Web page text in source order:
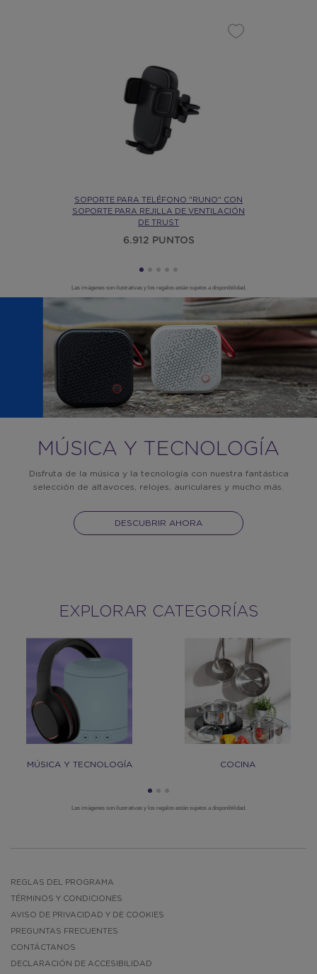
SOPORTE PARA TELÉFONO "RUNO" CON
SOPORTE PARA REJILLA DE VENTILACIÓN
DE TRUST
6.912 PUNTOS
Las imágenes son ilustrativas y los regalos están sujetos a disponibilidad.
MÚSICA Y TECNOLOGÍA
Disfruta de la música y la tecnología con nuestra fantástica
selección de altavoces, relojes, auriculares y mucho más.
DESCUBRIR AHORA
EXPLORAR CATEGORÍAS
MÚSICA Y TECNOLOGÍA COCINA
Las imágenes son ilustrativas y los regalos están sujetos a disponibilidad.
REGLAS DEL PROGRAMA
TÉRMINOS Y CONDICIONES
AVISO DE PRIVACIDAD Y DE COOKIES
PREGUNTAS FRECUENTES
CONTÁCTANOS
DECLARACIÓN DE ACCESIBILIDAD